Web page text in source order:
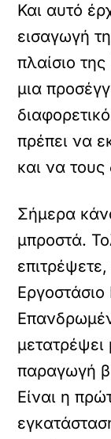
Και αυτό
εισαγωγή
πλαίσιο
μια
πρέπει να
και να
Σήμερα
μπροστά.
μετατρέψει
παραγωγή
Είναι η